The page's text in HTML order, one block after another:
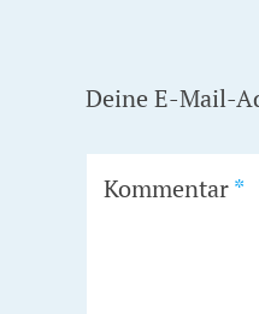
Deine E-Mail-
Kommentar*